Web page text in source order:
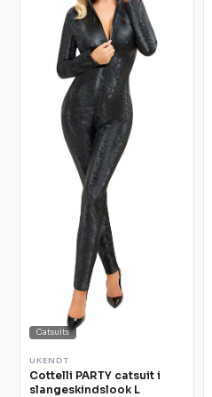
Catsuits
UKENDT
Cottelli PARTY catsuit i
slangeskindslook L